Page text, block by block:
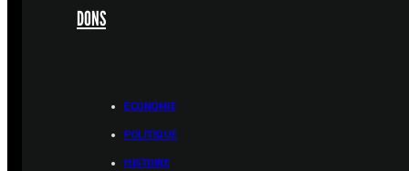
DONS
ÉCONOMIE
POLITIQUE
HISTOIRE